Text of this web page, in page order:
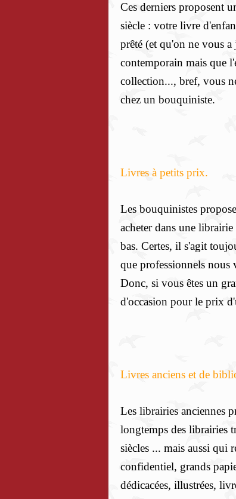
Ces derniers proposent
siècle : votre livre
prêté (et qu'on ne vous
contemporain mais que
collection..., bref, vous
chez un bouquiniste.
Livres à petits prix.
Les bouquinistes
acheter dans une
bas. Certes, il s'agit
que professionnels nous
Donc, si vous êtes un
d'occasion pour le prix
Livres anciens et de
Les librairies anciennes
longtemps des librairies
siècles ... mais aussi qui
confidentiel, grands
dédicacées, illustrées,